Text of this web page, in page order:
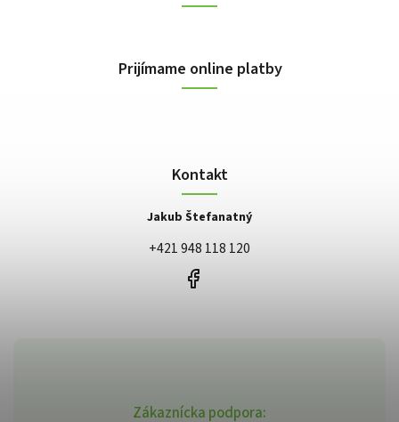
Zákaznícka podpora:
Prijímame online platby
Kontakt
Jakub Štefanatný
+421 948 118 120